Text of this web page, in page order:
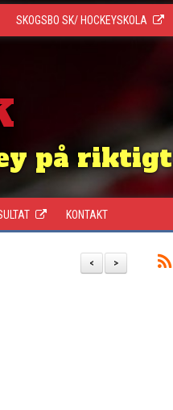
SKOGSBO SK/ HOCKEYSKOLA
på riktigt
KONTAKT
>
<